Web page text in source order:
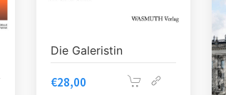
Die Galeristin
€28,00